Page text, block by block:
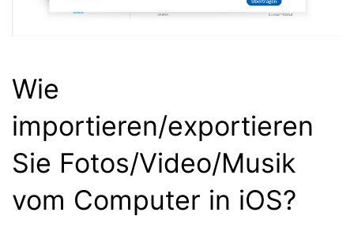
Wie
importieren/exportieren
Sie Fotos/Video/Musik
vom Computer in iOS?